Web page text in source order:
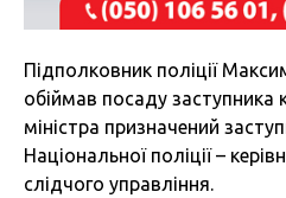
Підполковник поліції
обіймав посаду заступника
міністра призначений
Національної поліції –
слідчого управління.